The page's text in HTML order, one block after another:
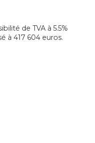
de TVA à 5.5%
à 417 604 euros.